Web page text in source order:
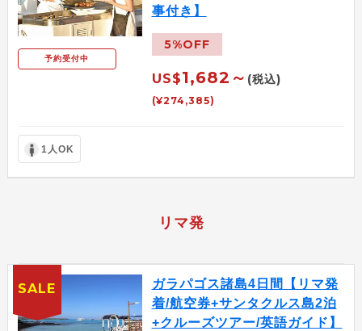
予約受付中
事付き】
5%OFF
US$1,682～ (税込)
(¥274,385)
1人OK
リマ発
ガラパゴス諸島4日間【リマ発
着/航空券+サンタクルス島2泊
+クルーズツアー/英語ガイド】
SALE